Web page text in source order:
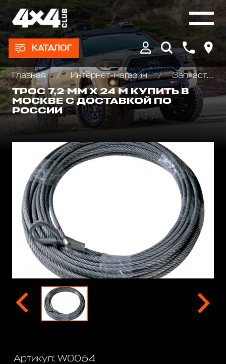
КАТАЛОГ
Главная Интернет-магазин
Запчасти и Аксессуары для лебедок
ТРОС 7,2 ММ Х 24 М КУПИТЬ В
МОСКВЕ С ДОСТАВКОЙ ПО
РОССИИ
Артикул: W0064